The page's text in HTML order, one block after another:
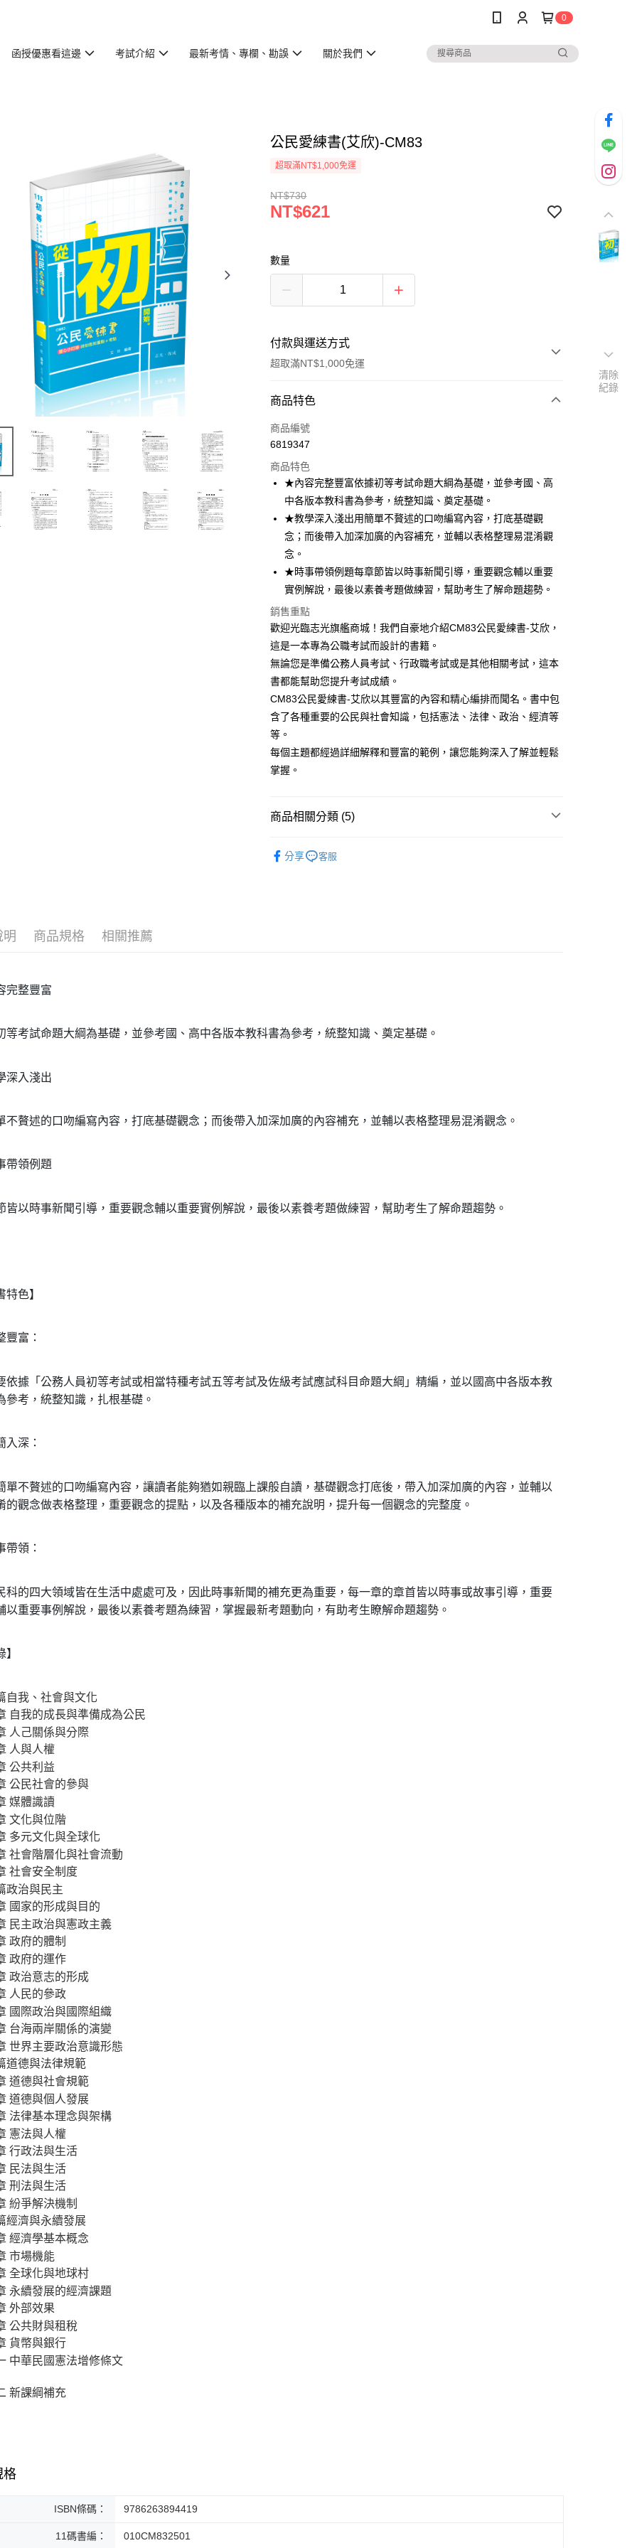
0
函授優惠看這邊 考試介紹 最新考情、專欄、勘誤 關於我們
公民愛練書(艾欣)-CM83
超取滿NT$1,000免運
NT$730
NT$621
數量
付款與運送方式
超取滿NT$1,000免運
付款方式
信用卡一次付款
LINE Pay
Apple Pay
悠遊付
Google Pay
ATM付款
運送方式
全家取貨付款
每筆NT$100，滿NT$1,000(含以上)免運費
付款後全家取貨.
每筆NT$100，滿NT$1,000(含以上)免運費
7-11取貨付款
每筆NT$100，滿NT$1,000(含以上)免運費
每筆NT$100，滿NT$1,000(含以上)免運費
每筆NT$100，滿NT$1,000(含以上)免運費
商品特色
商品編號
6819347
商品特色
★內容完整豐富依據初等考試命題大綱為基礎，並參考國、高
中各版本教科書為參考，統整知識、奠定基礎。
★教學深入淺出用簡單不贅述的口吻編寫內容，打底基礎觀
念；而後帶入加深加廣的內容補充，並輔以表格整理易混淆觀
念。
★時事帶領例題每章節皆以時事新聞引導，重要觀念輔以重要
實例解說，最後以素養考題做練習，幫助考生了解命題趨勢。
銷售重點
歡迎光臨志光旗艦商城！我們自豪地介紹CM83公民愛練書-艾欣，
這是一本專為公職考試而設計的書籍。
無論您是準備公務人員考試、行政職考試或是其他相關考試，這本
書都能幫助您提升考試成績。
CM83公民愛練書-艾欣以其豐富的內容和精心編排而聞名。書中包
含了各種重要的公民與社會知識，包括憲法、法律、政治、經濟等
等。
每個主題都經過詳細解釋和豐富的範例，讓您能夠深入了解並輕鬆
掌握。
商品相關分類 (5)
分享 客服
明 商品規格 相關推薦
完整豐富
等考試命題大綱為基礎，並參考國、高中各版本教科書為參考，統整知識、奠定基礎。
深入淺出
不贅述的口吻編寫內容，打底基礎觀念；而後帶入加深加廣的內容補充，並輔以表格整理易混淆觀念。
帶領例題
皆以時事新聞引導，重要觀念輔以重要實例解說，最後以素養考題做練習，幫助考生了解命題趨勢。
特色】
富：
據「公務人員初等考試或相當特種考試五等考試及佐級考試應試科目命題大綱」精編，並以國高中各版本教
參考，統整知識，扎根基礎。
深：
不贅述的口吻編寫內容，讓讀者能夠猶如親臨上課般自讀，基礎觀念打底後，帶入加深加廣的內容，並輔以
的觀念做表格整理，重要觀念的提點，以及各種版本的補充說明，提升每一個觀念的完整度。
領：
的四大領域皆在生活中處處可及，因此時事新聞的補充更為重要，每一章的章首皆以時事或故事引導，重要
以重要事例解說，最後以素養考題為練習，掌握最新考題動向，有助考生瞭解命題趨勢。
】
自我、社會與文化
自我的成長與準備成為公民
人己關係與分際
人與人權
公共利益
公民社會的參與
媒體識讀
文化與位階
多元文化與全球化
社會階層化與社會流動
社會安全制度
政治與民主
國家的形成與目的
民主政治與憲政主義
政府的體制
政府的運作
政治意志的形成
人民的參政
國際政治與國際組織
台海兩岸關係的演變
世界主要政治意識形態
道德與法律規範
道德與社會規範
道德與個人發展
法律基本理念與架構
憲法與人權
行政法與生活
民法與生活
刑法與生活
紛爭解決機制
經濟與永續發展
經濟學基本概念
市場機能
全球化與地球村
永續發展的經濟課題
外部效果
公共財與租稅
貨幣與銀行
中華民國憲法增修條文
新課綱補充
格
ISBN條碼： 9786263894419
11碼書編： 010CM832501
清除
紀錄